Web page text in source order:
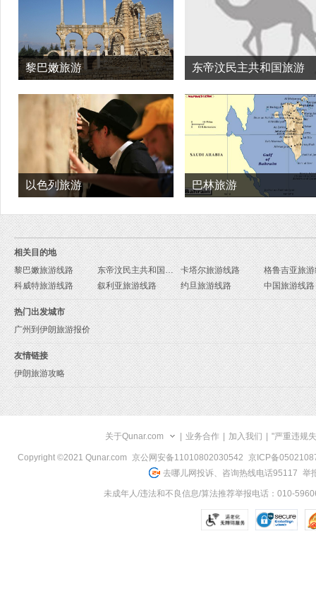
黎巴嫩旅游 东帝汶民主共和国旅游
以色列旅游 巴林旅游
相关目的地
黎巴嫩旅游线路
东帝汶民主共和国旅游线路 卡塔尔旅游线路
格鲁吉亚旅
科威特旅游线路
叙利亚旅游线路 约旦旅游线路 中国旅游线路
热门出发城市
广州到伊朗旅游报价
友情链接
伊朗旅游攻略
关于Qunar.com 业务合作 加入我们 "严重违规
Copyright ©2021 Qunar.com 京公网安备11010802030542
京ICP备
去哪儿网投诉、咨询热线电话95117 举
未成年人/违法和不良信息/算法推荐举报电话：010-